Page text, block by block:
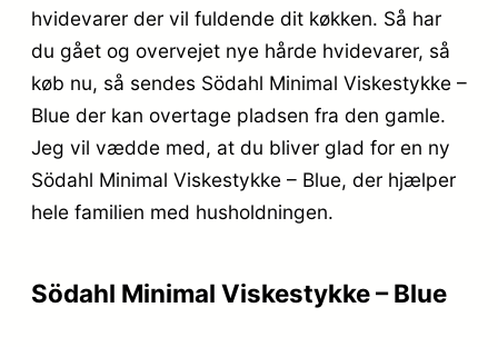
hvidevarer der vil fuldende dit køkken. Så har
du gået og overvejet nye hårde hvidevarer, så
køb nu, så sendes Södahl Minimal Viskestykke –
Blue der kan overtage pladsen fra den gamle.
Jeg vil vædde med, at du bliver glad for en ny
Södahl Minimal Viskestykke – Blue, der hjælper
hele familien med husholdningen.
Södahl Minimal Viskestykke – Blue